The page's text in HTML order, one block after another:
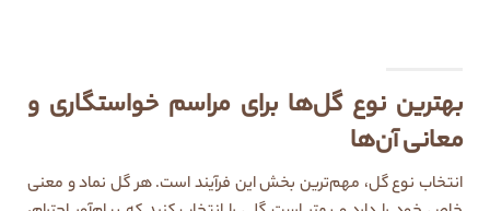
بهترین نوع گل‌ها برای مراسم خواستگاری و
معانی آن‌ها
انتخاب نوع گل، مهم‌ترین بخش این فرآیند است. هر گل نماد و معنی